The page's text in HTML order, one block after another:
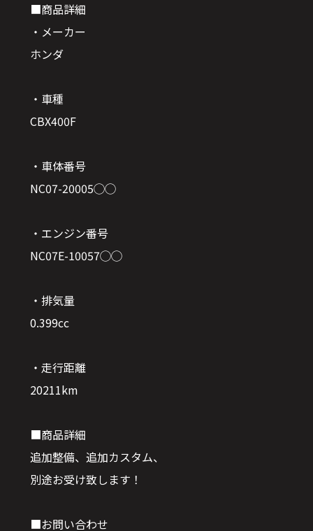
■商品詳細
・メーカー
ホンダ
・車種
CBX400F
・車体番号
NC07-20005◯◯
・エンジン番号
NC07E-10057◯◯
・排気量
0.399cc
・走行距離
20211km
■商品詳細
追加整備、追加カスタム、
別途お受け致します！
■お問い合わせ